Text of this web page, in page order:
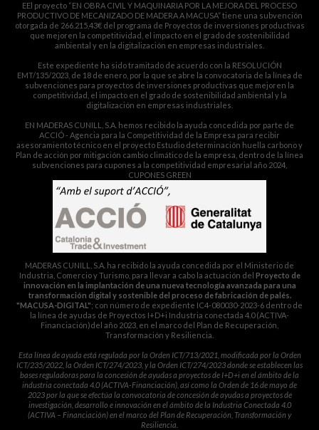
EEl proyecto “EN OBRA CIVIL Y MAQUINARIA POR LA MEJORA DEL PROCESO
PRODUCTIVO DE MECANIZADO DE MADERA A MACUSA” tiene una subvención
otorgada de 266.215,43€ del programa de Proyectos de inversiones productivas
que mejoren la competitividad, el impacto en el grado de sostenibilidad
ambiental y en la digitalización en empresas industriales.
Este expediente ha sido tramitado de acuerdo con la RESOLUCIÓN
EMT/135/2023, de 18 de enero, por la que se abre la convocatoria de la línea de
subvenciones para proyectos de inversiones productivas que mejoren la
competitividad, el impacto en el grado de sostenibilidad ambiental y la
digitalización en empresas industriales.
EN MADERAS CUNILL, S.A. hemos recibido la ayuda concedida por parte de
ACCIÓ - Agencia para la Competitividad de la Empresa para recibir
asesoramiento técnico en el proyecto Estudio determinación huella carbono y
Plan de acción por mitigación cambio climático de la empresa, dentro de la línea
subvenciones para cupones a la competitividad empresarial año 2024,
CUPONES GREEN
MADERAS CUNILL, S.A. ha recibido la ayuda concedida por el Ministerio de
Industria, Comercio y Turismo, para llevar a cabo la actuación del Proyecto de
innovación en la implantación de una nueva tecnología avanzada para una
transformación digital y sostenible del proceso de fabricación de palés.
"MACUSA-DIGITAL"; con número de expediente IC4-080030-2023-6 dentro de
la línea de ayudas de Proyectos I+D+i Industria conectada 4.0 (ACTIVA-
Financiación)del año 2023, en el marco del Plan de Recuperación,
Transformación y Resiliencia.
Esta línea de ayuda está regulada por la Orden ICT/713/2021, modificada por la Orden
ICT/235/2022, la Orden ICT/274/2023, y la Orden ICT/274/2023 donde se establecen las
bases reguladoras para la concesión de ayudas a proyectos de I+D+i en el ámbito de la
industria conectada 4.0 (ACTIVA-Financiación), así como la Orden de 16 de mayo de
2023 por la que se efectúa la convocatoria de concesión de ayudas a proyectos de
investigación, desarrollo e innovación en el ámbito de la Industria Conectada 4.0
(ACTIVA – Financiación) en el marco del Plan de Recuperación, Transformación y
Resiliencia.